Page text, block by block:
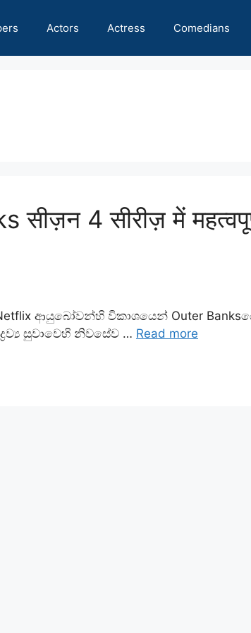
Actors Actress Comedians
4 सीरीज़ में
ආයුබෝවන්හි විකාශයෙන් Outer
සුවාවෙහි නිවසේව … Read more